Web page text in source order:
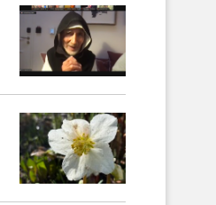
Friedensmeditation mit Bruder
vom 24.04.2022